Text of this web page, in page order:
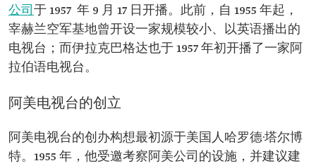
公司于 1957 年 9 月 17 日开播。此前，自 1955 年起，
宰赫兰空军基地曾开设一家规模较小、以英语播出的
电视台；而伊拉克巴格达也于 1957 年初开播了一家阿
拉伯语电视台。
阿美电视台的创立
阿美电视台的创办构想最初源于美国人哈罗德·塔尔博
特。1955 年，他受邀考察阿美公司的设施，并建议建